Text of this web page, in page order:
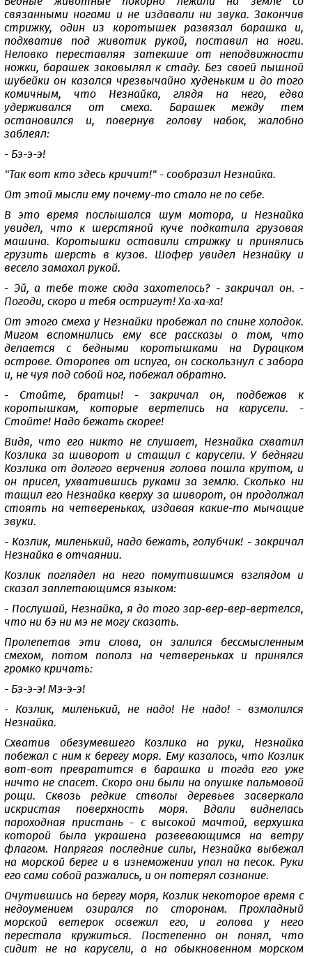
связанными ногами и не издавали ни звука. Закончив
стрижку, один из коротышек развязал барашка и,
подхватив под животик рукой, поставил на ноги.
Неловко переставляя затекшие от неподвижности
ножки, барашек заковылял к стаду. Без своей пышной
шубейки он казался чрезвычайно худеньким и до того
комичным, что Незнайка, глядя на него, едва
удерживался от смеха. Барашек между тем
остановился и, повернув голову набок, жалобно
заблеял:
- Бэ-э-э!
"Так вот кто здесь кричит!" - сообразил Незнайка.
От этой мысли ему почему-то стало не по себе.
В это время послышался шум мотора, и Незнайка
увидел, что к шерстяной куче подкатила грузовая
машина. Коротышки оставили стрижку и принялись
грузить шерсть в кузов. Шофер увидел Незнайку и
весело замахал рукой.
- Эй, а тебе тоже сюда захотелось? - закричал он. -
Погоди, скоро и тебя остригут! Ха-ха-ха!
От этого смеха у Незнайки пробежал по спине холодок.
Мигом вспомнились ему все рассказы о том, что
делается с бедными коротышками на Дурацком
острове. Оторопев от испуга, он соскользнул с забора
и, не чуя под собой ног, побежал обратно.
- Стойте, братцы! - закричал он, подбежав к
коротышкам, которые вертелись на карусели. -
Стойте! Надо бежать скорее!
Видя, что его никто не слушает, Незнайка схватил
Козлика за шиворот и стащил с карусели. У бедняги
Козлика от долгого верчения голова пошла крутом, и
он присел, ухватившись руками за землю. Сколько ни
тащил его Незнайка кверху за шиворот, он продолжал
стоять на четвереньках, издавая какие-то мычащие
звуки.
- Козлик, миленький, надо бежать, голубчик! - закричал
Незнайка в отчаянии.
Козлик поглядел на него помутившимся взглядом и
сказал заплетающимся языком:
- Послушай, Незнайка, я до того зар-вер-вер-вертелся,
что ни бэ ни мэ не могу сказать.
Пролепетав эти слова, он залился бессмысленным
смехом, потом пополз на четвереньках и принялся
громко кричать:
- Бэ-э-э! Мэ-э-э!
- Козлик, миленький, не надо! Не надо! - взмолился
Незнайка.
Схватив обезумевшего Козлика на руки, Незнайка
побежал с ним к берегу моря. Ему казалось, что Козлик
вот-вот превратится в барашка и тогда его уже
ничто не спасет. Скоро они были на опушке пальмовой
рощи. Сквозь редкие стволы деревьев засверкала
искристая поверхность моря. Вдали виднелась
пароходная пристань - с высокой мачтой, верхушка
которой была украшена развевающимся на ветру
флагом. Напрягая последние силы, Незнайка выбежал
на морской берег и в изнеможении упал на песок. Руки
его сами собой разжались, и он потерял сознание.
Очутившись на берегу моря, Козлик некоторое время с
недоумением озирался по сторонам. Прохладный
морской ветерок освежил его, и голова у него
перестала кружиться. Постепенно он понял, что
сидит не на карусели, а на обыкновенном морском